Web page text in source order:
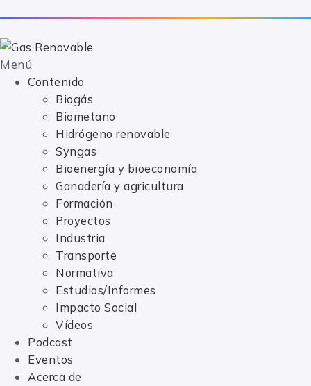
Menú
Contenido
Biogás
Biometano
Hidrógeno renovable
Syngas
Bioenergía y bioeconomía
Ganadería y agricultura
Formación
Proyectos
Industria
Transporte
Normativa
Estudios/Informes
Impacto Social
Vídeos
Podcast
Eventos
Acerca de
Ganadería y agricultura
Proyectos
Industria
Transporte
Normativa
Estudios/Informes
Impacto Social
Vídeos
Podcast
Eventos
Acerca de
Adéntrate en los gases renovables